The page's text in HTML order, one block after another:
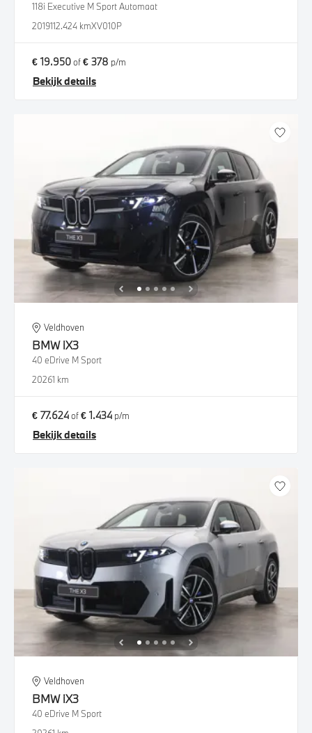
118i Executive M Sport Automaat
2019112.424 kmXV010P
€ 19.950of€ 378 p/m
Bekijk details
Veldhoven
BMW iX3
40 eDrive M Sport
20261 km
€ 77.624of€ 1.434 p/m
Bekijk details
Veldhoven
BMW iX3
40 eDrive M Sport